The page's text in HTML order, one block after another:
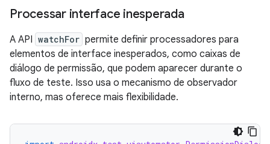
Processar interface inesperada
A API watchFor permite definir processadores para
elementos de interface inesperados, como caixas de
diálogo de permissão, que podem aparecer durante o
fluxo de teste. Isso usa o mecanismo de observador
interno, mas oferece mais flexibilidade.